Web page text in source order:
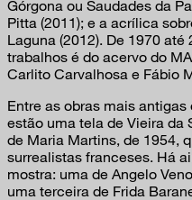
Górgona ou Saudades da
Pitta (2011); e a acrílica
Laguna (2012). De 1970
trabalhos é do acervo do
Carlito Carvalhosa e Fábio
Entre as obras mais
estão uma tela de Vieira da
de Maria Martins, de 1954,
surrealistas franceses. Há
mostra: uma de Angelo
uma terceira de Frida